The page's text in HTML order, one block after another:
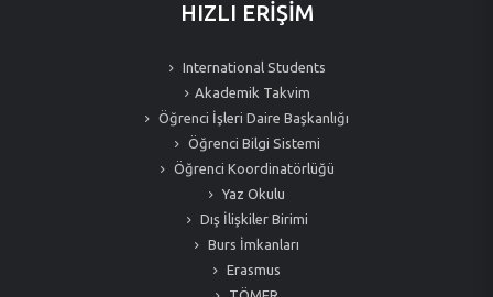
HIZLI ERİŞİM
International Students
Akademik Takvim
Öğrenci İşleri Daire Başkanlığı
Öğrenci Bilgi Sistemi
Öğrenci Koordinatörlüğü
Yaz Okulu
Dış İlişkiler Birimi
Burs İmkanları
Erasmus